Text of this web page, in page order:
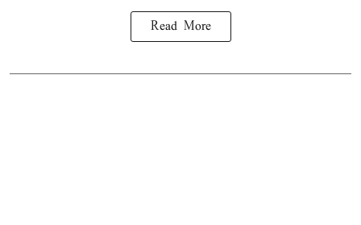
Read More